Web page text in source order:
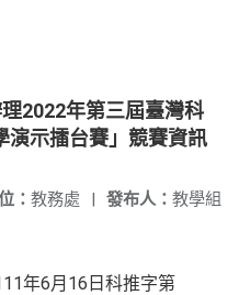
2022年第三屆臺灣科
演示擂台賽」競賽資訊
發布人： 教學組
： 教務處 |
年6月16日科推字第